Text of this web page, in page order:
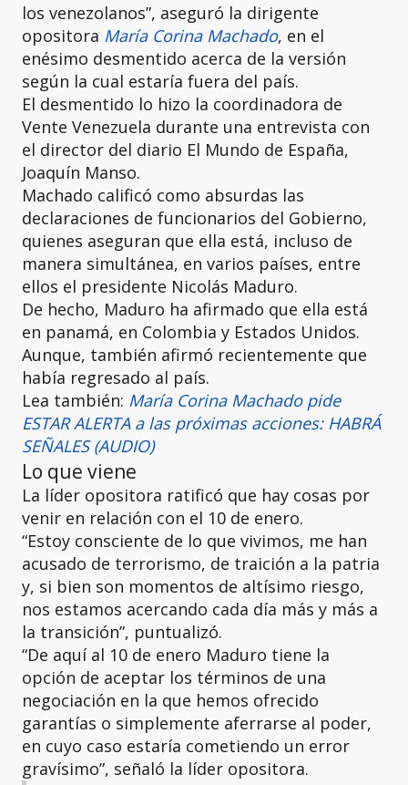
los venezolanos”, aseguró la dirigente
opositora María Corina Machado, en el
enésimo desmentido acerca de la versión
según la cual estaría fuera del país.
El desmentido lo hizo la coordinadora de
Vente Venezuela durante una entrevista con
el director del diario El Mundo de España,
Joaquín Manso.
Machado calificó como absurdas las
declaraciones de funcionarios del Gobierno,
quienes aseguran que ella está, incluso de
manera simultánea, en varios países, entre
ellos el presidente Nicolás Maduro.
De hecho, Maduro ha afirmado que ella está
en panamá, en Colombia y Estados Unidos.
Aunque, también afirmó recientemente que
había regresado al país.
Lea también: María Corina Machado pide
ESTAR ALERTA a las próximas acciones: HABRÁ
SEÑALES (AUDIO)
Lo que viene
La líder opositora ratificó que hay cosas por
venir en relación con el 10 de enero.
“Estoy consciente de lo que vivimos, me han
acusado de terrorismo, de traición a la patria
y, si bien son momentos de altísimo riesgo,
nos estamos acercando cada día más y más a
la transición”, puntualizó.
“De aquí al 10 de enero Maduro tiene la
opción de aceptar los términos de una
negociación en la que hemos ofrecido
garantías o simplemente aferrarse al poder,
en cuyo caso estaría cometiendo un error
gravísimo”, señaló la líder opositora.